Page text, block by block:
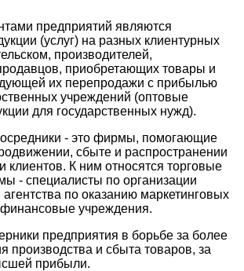
предприятий являются
(услуг) на разных клиентурных
производителей,
приобретающих товары и
их перепродажи с прибылью
учреждений (оптовые
для государственных нужд).
- это фирмы, помогающие
сбыте и распространении
клиентов. К ним относятся торговые
- специалисты по организации
по оказанию маркетинговых
финансовые учреждения.
предприятия в борьбе за более
производства и сбыта товаров, за
прибыли.